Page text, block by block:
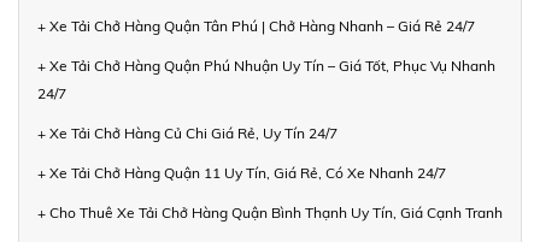
+ Xe Tải Chở Hàng Quận Tân Phú | Chở Hàng Nhanh – Giá Rẻ 24/7
+ Xe Tải Chở Hàng Quận Phú Nhuận Uy Tín – Giá Tốt, Phục Vụ Nhanh
24/7
+ Xe Tải Chở Hàng Củ Chi Giá Rẻ, Uy Tín 24/7
+ Xe Tải Chở Hàng Quận 11 Uy Tín, Giá Rẻ, Có Xe Nhanh 24/7
+ Cho Thuê Xe Tải Chở Hàng Quận Bình Thạnh Uy Tín, Giá Cạnh Tranh